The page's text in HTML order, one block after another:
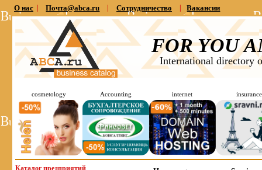
О нас Почта@abca.ru Сотрудничество Вакансии
FOR YOU
International directory
cosmetology Accounting internet insurance
Каталог предприятий